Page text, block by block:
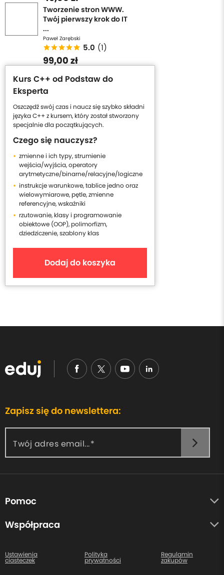
Tworzenie stron WWW.
Twój pierwszy krok do IT
...
Paweł Zarębski
5.0 (1)
99,00 zł
Kurs C++ od Podstaw do
Eksperta
Oszczędź swój czas i naucz się szybko składni
języka C++ z kursem, który został stworzony
specjalnie dla początkujących.
Czego się nauczysz?
zmienne i ich typy, strumienie
wejścia/wyjścia, operatory
arytmetyczne/binarne/relacyjne/logiczne
instrukcje warunkowe, tablice jedno oraz
wielowymiarowe, pętle, zmienne
referencyjne, wskaźniki
rzutowanie, klasy i programowanie
obiektowe (OOP), polimorfizm,
dziedziczenie, szablony klas
Dodaj do koszyka
Zapisz się do newslettera:
Twój adres email...
Pomoc
O nas
Centrum pomocy
Kontakt
Współpraca
Ustawienia
ciasteczek
Polityka
prywatności
Regulamin
zakupów